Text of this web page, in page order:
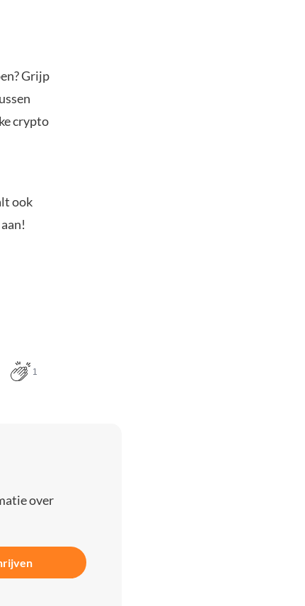
Grijp
crypto
ook
1
over